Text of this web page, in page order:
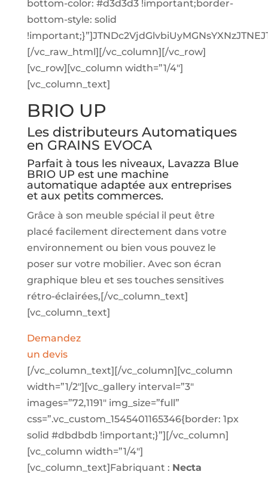
bottom-color: #d3d3d3 !important;border-
bottom-style: solid
[/vc_raw_html][/vc_column][/vc_row]
[vc_row][vc_column width=”1/4″]
[vc_column_text]
BRIO UP
Les distributeurs Automatiques
en GRAINS EVOCA
Parfait à tous les niveaux, Lavazza Blue
BRIO UP est une machine
automatique adaptée aux entreprises
et aux petits commerces.
Grâce à son meuble spécial il peut être
placé facilement directement dans votre
environnement ou bien vous pouvez le
poser sur votre mobilier. Avec son écran
graphique bleu et ses touches sensitives
rétro-éclairées,[/vc_column_text]
[vc_column_text]
Demandez
un devis
[/vc_column_text][/vc_column][vc_column
width=”1/2″][vc_gallery interval=”3″
images=”72,1191″ img_size=”full”
css=”.vc_custom_1545401165346{border: 1px
solid #dbdbdb !important;}”][/vc_column]
[vc_column width=”1/4″]
[vc_column_text]Fabriquant : Necta